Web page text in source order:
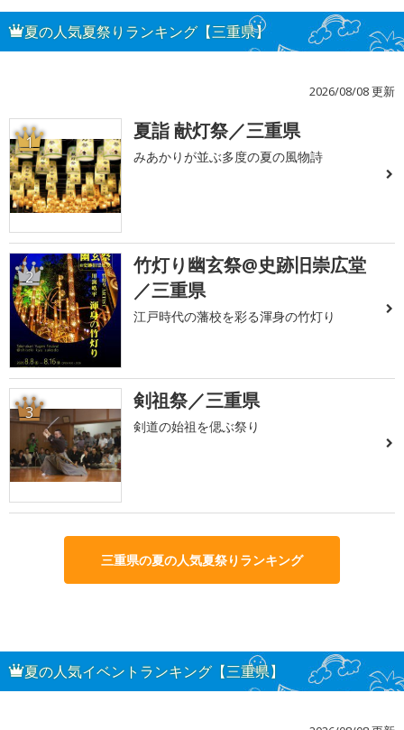
夏の人気夏祭りランキング【三重県】
2026/08/08 更新
1 夏詣 献灯祭／三重県
みあかりが並ぶ多度の夏の風物詩
2
竹灯り幽玄祭@史跡旧崇広堂
／三重県
江戸時代の藩校を彩る渾身の竹灯り
3 剣祖祭／三重県
剣道の始祖を偲ぶ祭り
三重県の夏の人気夏祭りランキング
夏の人気イベントランキング【三重県】